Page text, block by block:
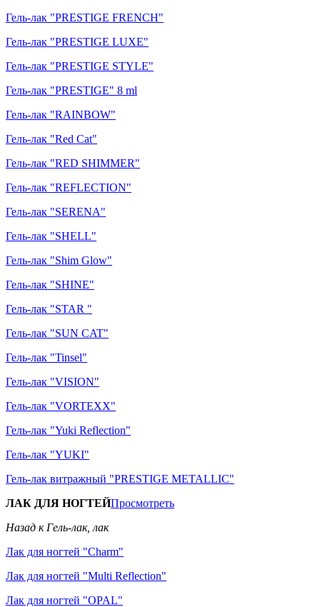
Гель-лак "PRESTIGE FRENCH"
Гель-лак "PRESTIGE LUXE"
Гель-лак "PRESTIGE STYLE"
Гель-лак "PRESTIGE" 8 ml
Гель-лак "RAINBOW"
Гель-лак "Red Cat"
Гель-лак "RED SHIMMER"
Гель-лак "REFLECTION"
Гель-лак "SERENA"
Гель-лак "SHELL"
Гель-лак "Shim Glow"
Гель-лак "SHINE"
Гель-лак "STAR "
Гель-лак "SUN CAT"
Гель-лак "Tinsel"
Гель-лак "VISION"
Гель-лак "VORTEXX"
Гель-лак "Yuki Reflection"
Гель-лак "YUKI"
Гель-лак витражный "PRESTIGE METALLIC"
ЛАК ДЛЯ НОГТЕЙПросмотреть
Назад к Гель-лак, лак
Лак для ногтей "Charm"
Лак для ногтей "Multi Reflection"
Лак для ногтей "OPAL"